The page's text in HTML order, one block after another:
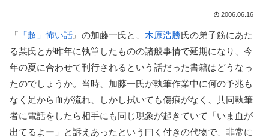
2006.06.16
『 「超」怖い話 』の加藤一氏と、 木原浩勝氏の弟子筋にあた
る某氏とが昨年に執筆したものの諸般事情で延期になり、今
年の夏に合わせて刊行されるという話だった書籍はどうなっ
たのでしょうか。当時、加藤一氏が執筆作業中に何の予兆も
なく足から血が流れ、しかし拭いても傷痕がなく、共同執筆
者に電話をしたら相手にも同じ現象が起きていて「いま血が
出てるよー」と訴えあったという曰く付きの代物で、非常に